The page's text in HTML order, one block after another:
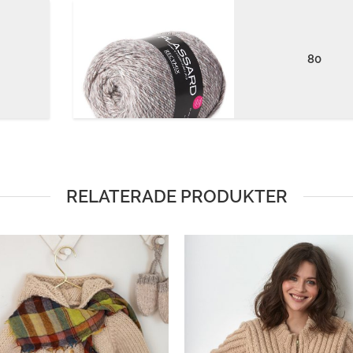
80
RELATERADE PRODUKTER